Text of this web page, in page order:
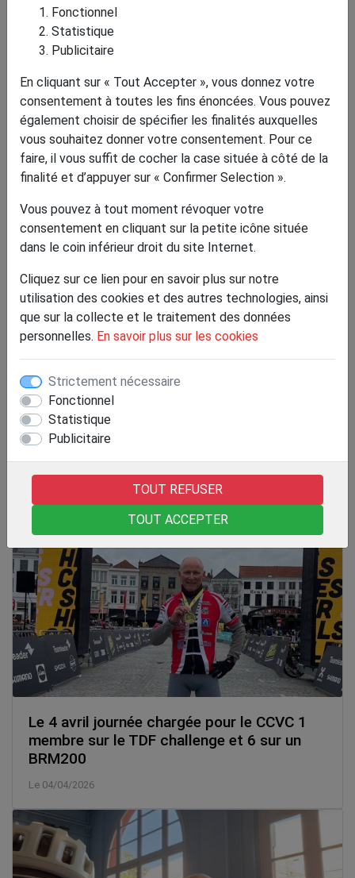
Fonctionnel
Statistique
Publicitaire
En cliquant sur « Tout Accepter », vous donnez votre
consentement à toutes les fins énoncées. Vous pouvez
également choisir de spécifier les finalités auxquelles
vous souhaitez donner votre consentement. Pour ce
faire, il vous suffit de cocher la case située à côté de la
finalité et d’appuyer sur « Confirmer Selection ».
Vous pouvez à tout moment révoquer votre
consentement en cliquant sur la petite icône située
dans le coin inférieur droit du site Internet.
Cliquez sur ce lien pour en savoir plus sur notre
utilisation des cookies et des autres technologies, ainsi
que sur la collecte et le traitement des données
personnelles. En savoir plus sur les cookies
Strictement nécessaire
Fonctionnel
Statistique
Publicitaire
TOUT REFUSER
TOUT ACCEPTER
Randonnée de Belleu avalée à la vitesse de
Pascal
Le 26/04/2026
Avec le Paris Roubaix challenge Marc (le
Le 4 avril journée chargée pour le CCVC 1
membre sur le TDF challenge et 6 sur un
BRM200
Le 04/04/2026